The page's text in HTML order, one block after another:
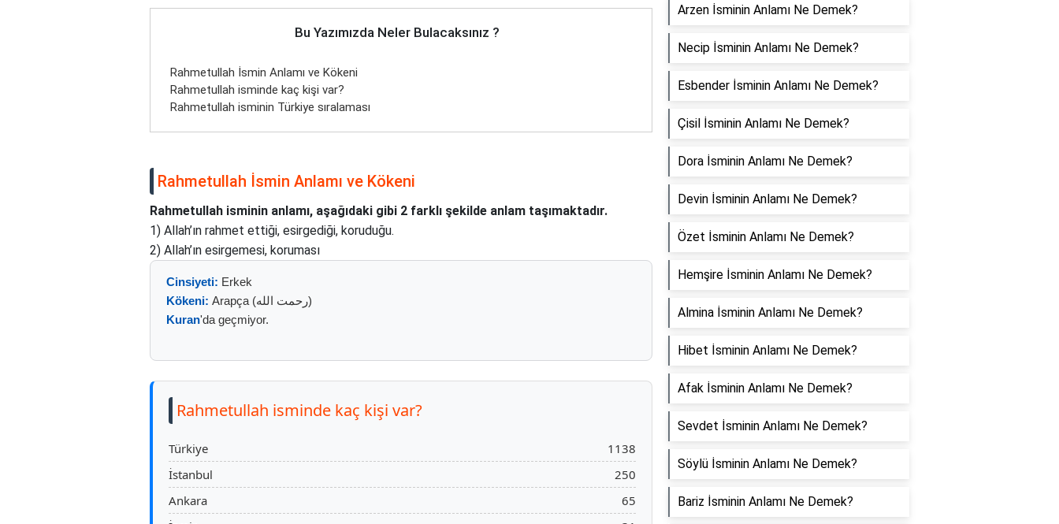
Bu Yazımızda Neler Bulacaksınız ?
Rahmetullah İsmin Anlamı ve Kökeni
Rahmetullah isminde kaç kişi var?
Rahmetullah isminin Türkiye sıralaması
Rahmetullah İsmin Anlamı ve Kökeni
Rahmetullah isminin anlamı, aşağıdaki gibi 2 farklı şekilde anlam taşımaktadır.
1) Allah’ın rahmet ettiği, esirgediği, koruduğu.
2) Allah’ın esirgemesi, koruması
Cinsiyeti: Erkek
Kökeni:
Arapça (رحمت الله)
Kuran'da geçmiyor.
Rahmetullah isminde kaç kişi var?
Türkiye
1138
İstanbul
250
Ankara
65
Arzen İsminin Anlamı Ne Demek?
Necip İsminin Anlamı Ne Demek?
Esbender İsminin Anlamı Ne Demek?
Çisil İsminin Anlamı Ne Demek?
Dora İsminin Anlamı Ne Demek?
Devin İsminin Anlamı Ne Demek?
Özet İsminin Anlamı Ne Demek?
Hemşire İsminin Anlamı Ne Demek?
Almina İsminin Anlamı Ne Demek?
Hibet İsminin Anlamı Ne Demek?
Afak İsminin Anlamı Ne Demek?
Sevdet İsminin Anlamı Ne Demek?
Söylü İsminin Anlamı Ne Demek?
Bariz İsminin Anlamı Ne Demek?